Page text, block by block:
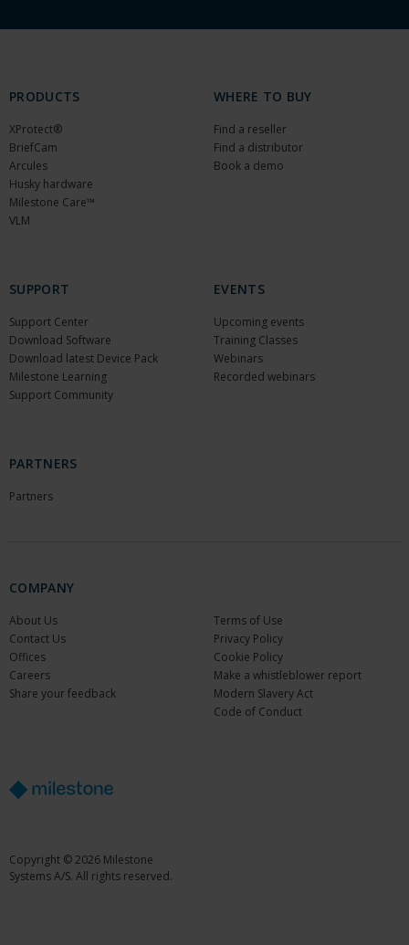
PRODUCTS
XProtect®
BriefCam
Arcules
Husky hardware
Milestone Care™
VLM
WHERE TO BUY
Find a reseller
Find a distributor
Book a demo
SUPPORT
Support Center
Download Software
Download latest Device Pack
Milestone Learning
Support Community
EVENTS
Upcoming events
Training Classes
Webinars
Recorded webinars
PARTNERS
Partners
COMPANY
About Us
Contact Us
Offices
Careers
Share your feedback
Terms of Use
Privacy Policy
Cookie Policy
Make a whistleblower report
Modern Slavery Act
Code of Conduct
Copyright © 2026 Milestone
Systems A/S. All rights reserved.